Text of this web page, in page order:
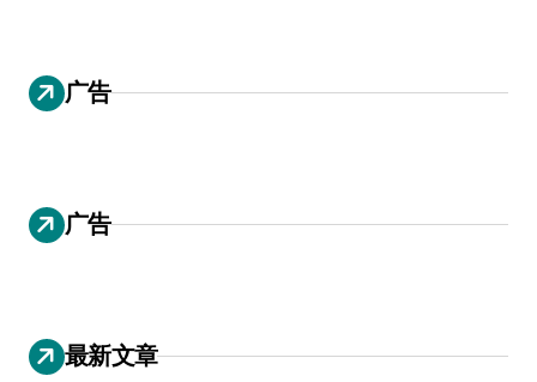
广告
广告
最新文章